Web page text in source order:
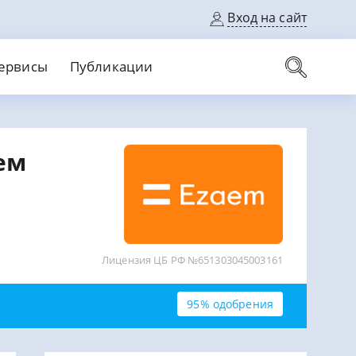
Вход на сайт
Без справок
На длительный срок
С кэшбеком
Публикации
Лицензия ЦБ РФ №651303045003161
95% одобрения